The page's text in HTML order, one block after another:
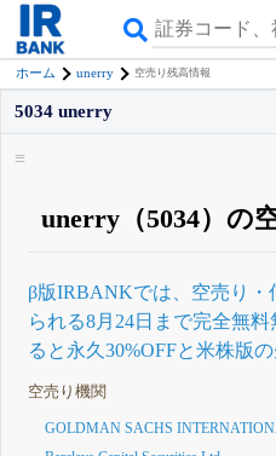
ホーム unerry 空売り残高情報
5034 unerry
unerry（5034）の
β版IRBANKでは、 空売り・
られる8月24日まで完全無料
ると永久30%OFFと米株版
空売り機関
GOLDMAN SACHS